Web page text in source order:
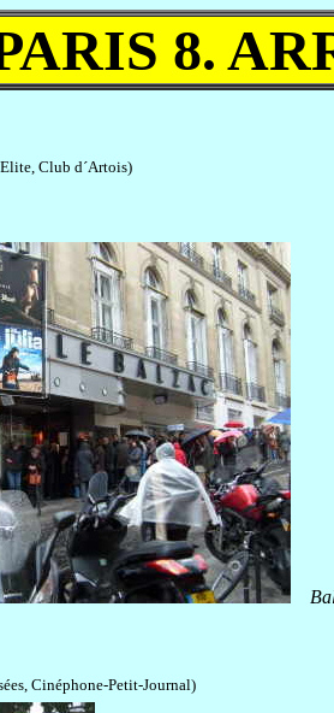
8.
Club d´Artois)
Cinéphone-Petit-Journal)